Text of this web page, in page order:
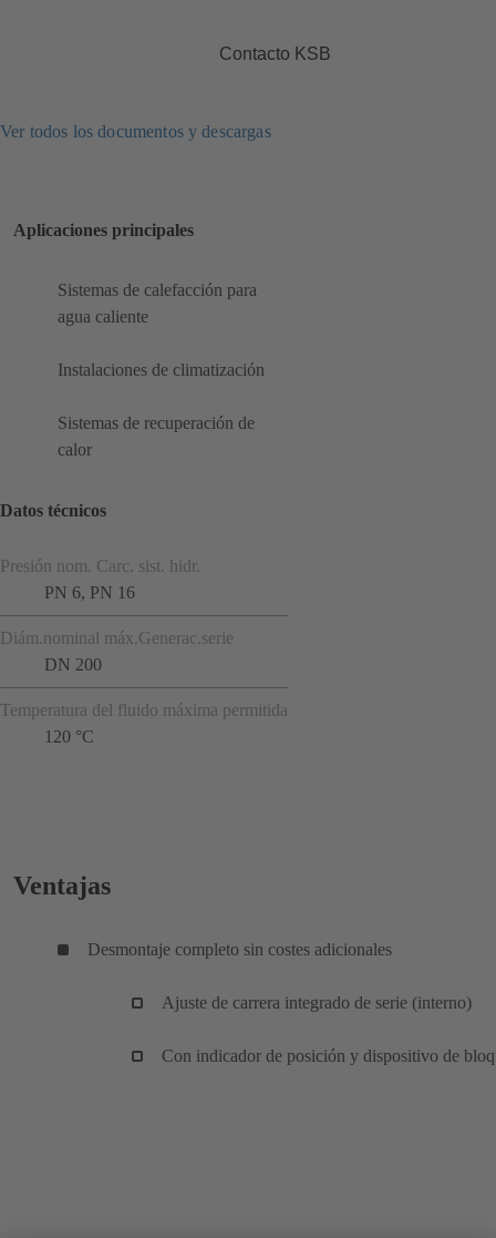
Contacto KSB
Ver todos los documentos y descargas
Aplicaciones principales
Sistemas de calefacción para
agua caliente
Instalaciones de climatización
Sistemas de recuperación de
calor
Datos técnicos
Presión nom. Carc. sist. hidr.
PN 6, PN 16
Diám.nominal máx.Generac.serie
DN 200
Temperatura del fluido máxima permitida
120 °C
Ventajas
Desmontaje completo sin costes adicionales
Ajuste de carrera integrado de serie (interno)
Con indicador de posición y dispositivo de